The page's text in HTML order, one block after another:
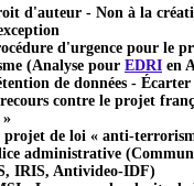
d'auteur - Non à la
d'urgence pour le
(Analyse pour EDRI en
de données -
contre le projet
»
projet de loi « anti-
administrative
IRIS, Antivideo-IDF)